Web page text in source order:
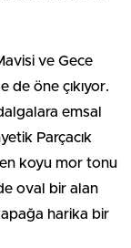
ve Gece
de öne çıkıyor.
emsal
Parçacık
koyu mor tonu
oval bir alan
harika bir